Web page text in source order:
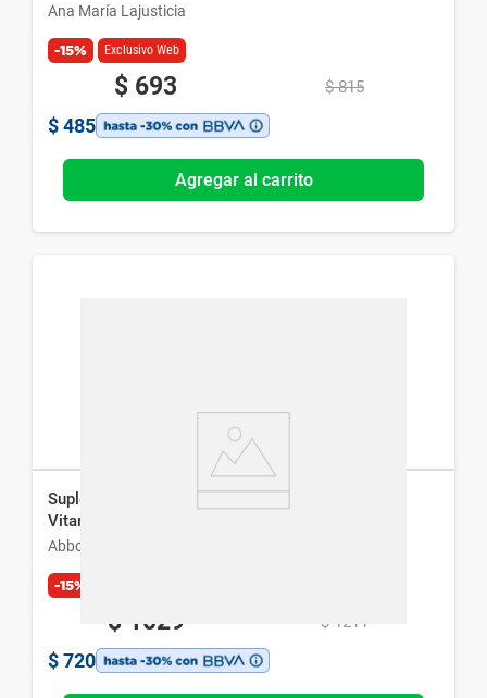
Ana María Lajusticia
-15% Exclusivo Web
$ 693 $ 815
$ 485
Agregar al carrito
Suplemento Dietario Dayamineral Complete
Vitaminas y Minerales x 30 Comp
Abbott
-15%
$ 1029 $ 1211
$ 720